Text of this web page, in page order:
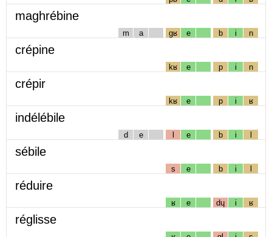
maghrébine
m a gʁ e b i n
crépine
kʁ e p i n
crépir
kʁ e p i ʁ
indélébile
d e l e b i l
sébile
s e b i l
réduire
ʁ e dɥ i ʁ
réglisse